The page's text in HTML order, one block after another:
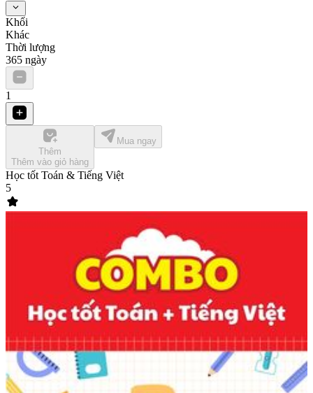
Khối
Khác
Thời lượng
365 ngày
1
Thêm
Thêm vào giỏ hàng
Mua ngay
Học tốt Toán & Tiếng Việt
5